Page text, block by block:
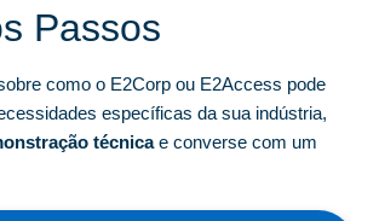
Passos
como o E2Corp ou E2Access pode
específicas da sua indústria,
técnicae converse com um